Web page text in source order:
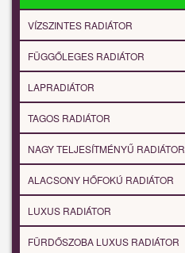
VÍZSZINTES RADIÁTOR
FÜGGŐLEGES RADIÁTOR
LAPRADIÁTOR
TAGOS RADIÁTOR
NAGY TELJESÍTMÉNYŰ RADIÁTOR
ALACSONY HŐFOKÚ RADIÁTOR
LUXUS RADIÁTOR
FÜRDŐSZOBA LUXUS RADIÁTOR